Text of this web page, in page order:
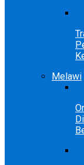
Melawi